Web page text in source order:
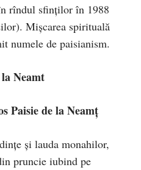
rîndul sfinţilor în 1988
Mişcarea spirituală
numele de paisianism.
Paisie de la Neamț
şi lauda monahilor,
pruncie iubind pe